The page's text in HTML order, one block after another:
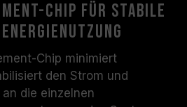
Chip für stabile
Chip minimiert
den Strom und
die einzelnen